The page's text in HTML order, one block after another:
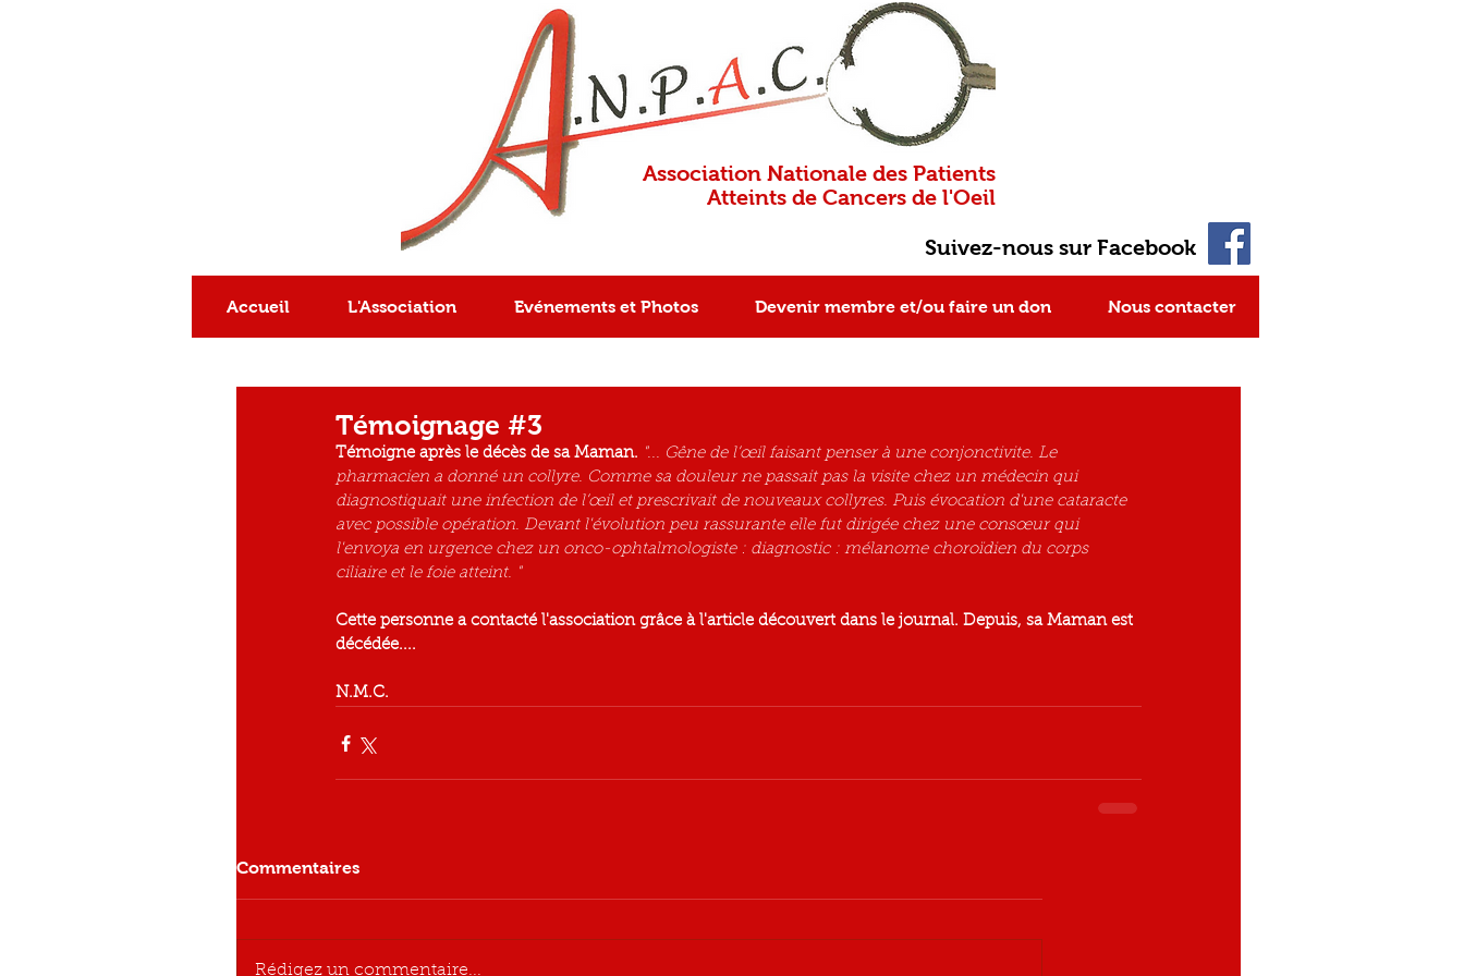
Association Nationale des Patients
Atteints de Cancers de l'Oeil
Suivez-nous sur Facebook
Accueil L'Association Evénements et Photos Devenir membre et/ou faire un don Nous contacter
Témoignage #3
Témoigne après le décès de sa Maman. "... Gêne de l’œil faisant penser à une conjonctivite. Le
pharmacien a donné un collyre. Comme sa douleur ne passait pas la visite chez un médecin qui
diagnostiquait une infection de l’œil et prescrivait de nouveaux collyres. Puis évocation d'une cataracte
avec possible opération. Devant l'évolution peu rassurante elle fut dirigée chez une consœur qui
l'envoya en urgence chez un onco-ophtalmologiste : diagnostic : mélanome choroïdien du corps
ciliaire et le foie atteint. "
Cette personne a contacté l'association grâce à l'article découvert dans le journal. Depuis, sa Maman est
décédée....
N.M.C.
Commentaires
Rédigez un commentaire...